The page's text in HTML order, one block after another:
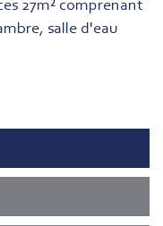
27m² comprenant
salle d'eau